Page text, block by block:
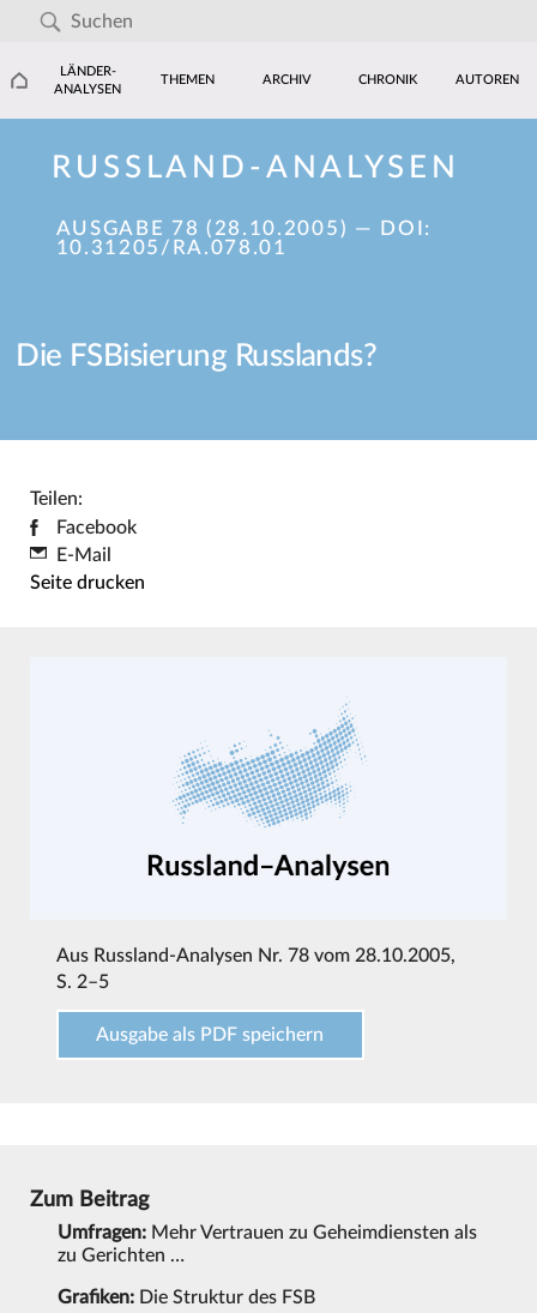
LÄNDER-
ANALYSEN
THEMEN ARCHIV CHRONIK AUTOREN
RUSSLAND-ANALYSEN
AUSGABE 78 (28.10.2005) — DOI:
10.31205/RA.078.01
Die FSBisierung Russlands?
Teilen:
Facebook
E-Mail
Seite drucken
Aus Russland-Analysen Nr. 78 vom 28.10.2005,
S. 2–5
Ausgabe als PDF speichern
Zum Beitrag
Umfragen: Mehr Vertrauen zu Geheimdiensten als
zu Gerichten …
Grafiken: Die Struktur des FSB